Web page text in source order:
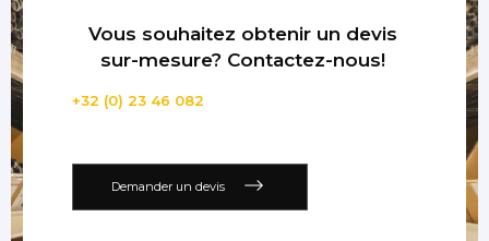
Vous souhaitez obtenir un devis
sur-mesure? Contactez-nous!
+32 (0) 23 46 082
Demander un devis